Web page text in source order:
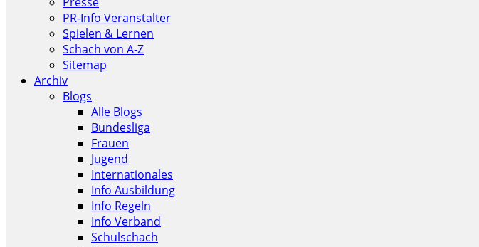
PR-Info Veranstalter
Spielen & Lernen
Schach von A-Z
Sitemap
Archiv
Blogs
Alle Blogs
Bundesliga
Frauen
Jugend
Internationales
Info Ausbildung
Info Regeln
Info Verband
Schulschach